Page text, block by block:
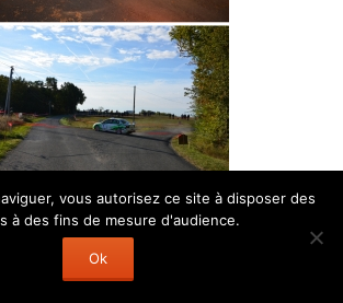
2 ... 5
vous autorisez ce site à disposer des
à des fins de mesure d'audience.
Ok